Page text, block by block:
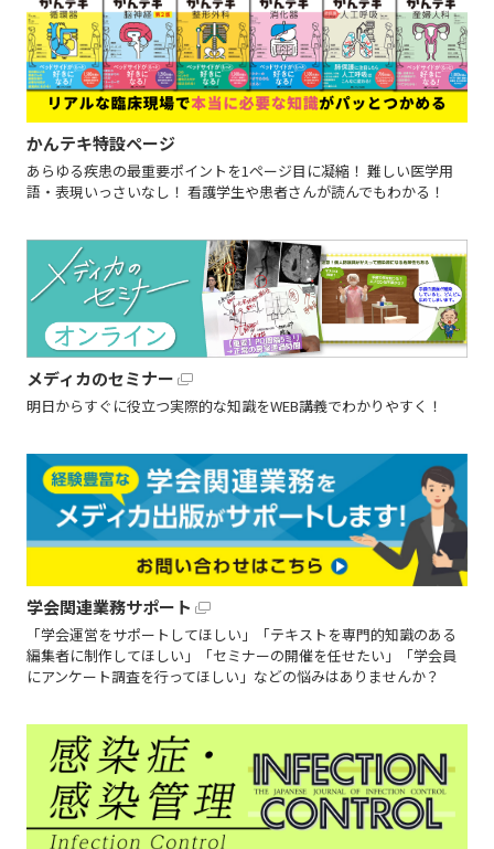
かんテキ特設ページ
あらゆる疾患の最重要ポイントを1ページ目に凝縮！ 難しい医学用
語・表現いっさいなし！ 看護学生や患者さんが読んでもわかる！
メディカのセミナー
明日からすぐに役立つ実際的な知識をWEB講義でわかりやすく！
学会関連業務サポート
「学会運営をサポートしてほしい」「テキストを専門的知識のある
編集者に制作してほしい」「セミナーの開催を任せたい」「学会員
にアンケート調査を行ってほしい」などの悩みはありませんか？